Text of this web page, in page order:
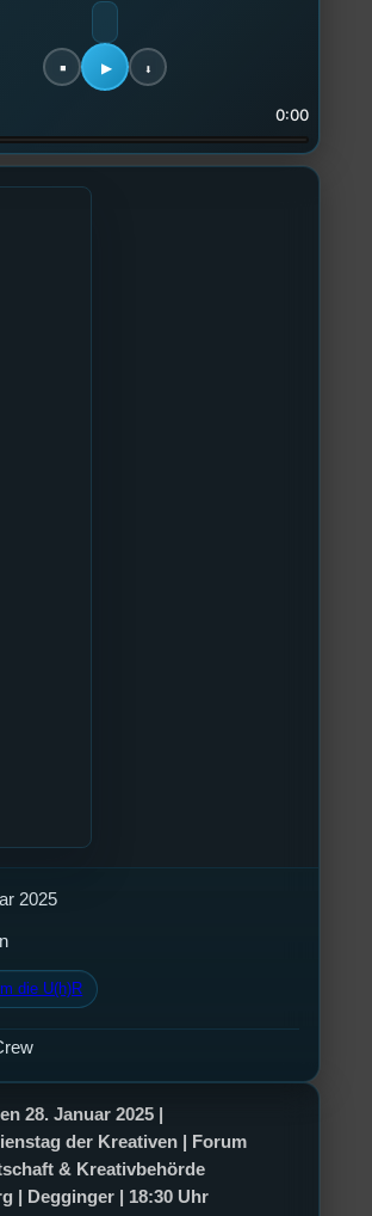
0:00
28. Januar 2025 |
der Kreativen |
Forum
& Kreativbehörde
|
Degginger | 18:30 Uhr
2025
die U(h)R